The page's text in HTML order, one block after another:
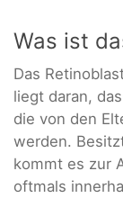
Was ist
Das
liegt daran,
die von den
werden.
kommt es zur
oftmals